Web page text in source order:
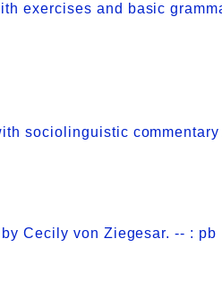
exercises and basic
sociolinguistic
Cecily von Ziegesar. -- : pb